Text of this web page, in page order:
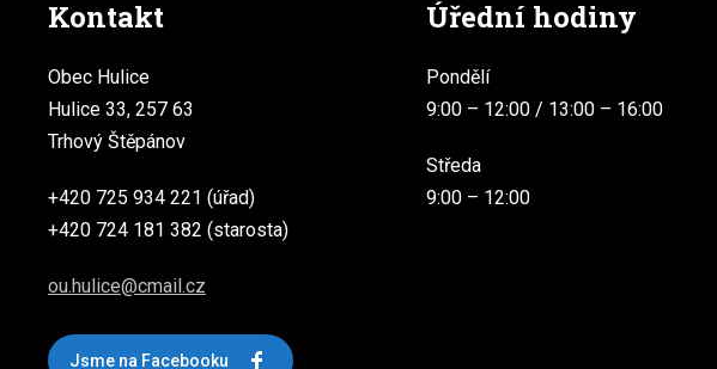
Kontakt
Obec Hulice
Hulice 33, 257 63
Trhový Štěpánov
+420 725 934 221 (úřad)
+420 724 181 382 (starosta)
ou.hulice@cmail.cz
Jsme na Facebooku
Úřední hodiny
Pondělí
9:00 – 12:00 / 13:00 – 16:00
Středa
9:00 – 12:00